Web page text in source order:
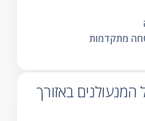
מתקדמות
באזורך